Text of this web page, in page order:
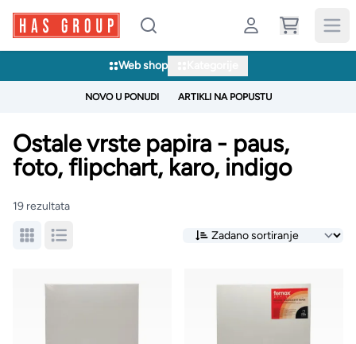
Web shop
NOVO U PONUDI ARTIKLI NA POPUSTU
Ostale vrste papira - paus,
foto, flipchart, karo, indigo
19 rezultata